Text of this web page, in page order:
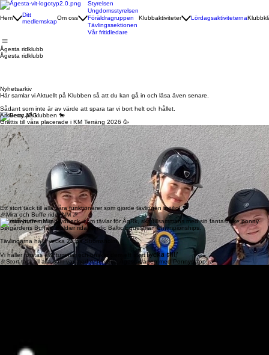
Hem
Ditt
medlemskapOm oss
Styrelsen
Ungdomsstyrelsen
Föräldragruppen
Tävlingssektionen
Vår fritidledare
Klubbaktiviteter Lördagsaktiviteterna
Ågesta ridklubb
Ågesta ridklubb
Nyhetsarkiv
Här samlar vi Aktuellt på Klubben så att du kan gå in och läsa även senare.
Sådant som inte är av värde att spara tar vi bort helt och hållet.
Arkiverat på klubben 🐎
Grattis till våra placerade i KM Terräng 2026 🥳
🌿
🌾
Placerade på häst:
🥇 Matilda Rutqvist - Razz
Placerade på ponny:
🥇 Dalia Ritter - Bellman
🥈Maja Behring - Vimpel
Hederspristagare:
🏅Melanie Cassergren
Ett stort tack till alla våra funktionärer som gjorde tävlingen möjlig! 💖
🎉Mira och Buffe rider NM 🎉
Ågestaryttaren Mira Rydbeck, som tävlar för ÅgRk, ska tillsammans med sin fantastiske ponny
Sørgårdens Buffalo Soldier rida Nordic Baltic Equestrian Championships.
Tävlingarna hålls vecka 26 på Strömsholm.
Vi håller förstås alla tummar och önskar dem ett stortLycka till!
🎉Stort tack till alla som var med och firade Ågestadagen med Ponnysläpp! 🎉